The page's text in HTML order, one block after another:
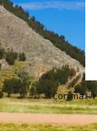
Conima –